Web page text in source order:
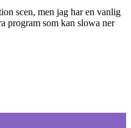
scen, men jag har en vanlig
program som kan slowa ner